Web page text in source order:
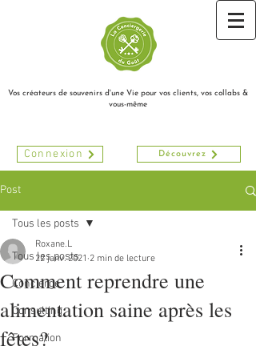
Vos créateurs de souvenirs d'une Vie pour vos clients, vos collabs &
vous-même
Connexion Découvrez
Post
Tous les posts
Concierge
Consulting
Formation
Tous les posts
Comment reprendre une
alimentation saine après les
fêtes?
Roxane.L
22 janv. 2021 2 min de lecture